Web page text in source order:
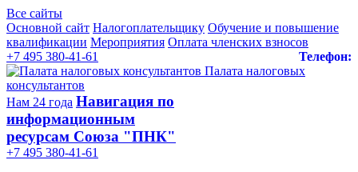
Все сайты
Основной сайт Налогоплательщику Обучение и повышение
квалификации Мероприятия Оплата членских взносов
Телефон:
+7 495 380-41-61
Палата налоговых
консультантов
Нам 24 года Навигация по
информационным
ресурсам Союза "ПНК"
+7 495 380‑41‑61